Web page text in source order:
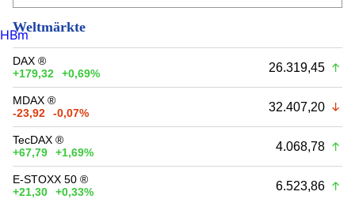
Weltmärkte
DAX ®
+179,32
+0,69% 26.319,45
MDAX ®
-23,92
-0,07% 32.407,20
TecDAX ®
+67,79
+1,69% 4.068,78
E-STOXX 50 ®
+21,30
+0,33% 6.523,86
HBm